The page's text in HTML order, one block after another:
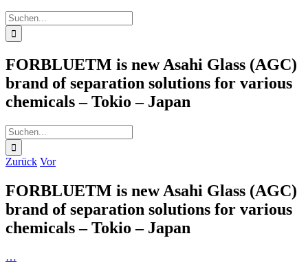
Suche
nach:
FORBLUETM is new Asahi Glass (AGC)
brand of separation solutions for various
chemicals – Tokio – Japan
Suche
nach:
Zurück Vor
FORBLUETM is new Asahi Glass (AGC)
brand of separation solutions for various
chemicals – Tokio – Japan
…